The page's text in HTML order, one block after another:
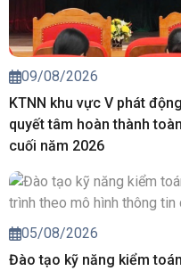
09/08/2026
KTNN khu vực V phát
quyết tâm hoàn thành
cuối năm 2026
05/08/2026
Đào tạo kỹ năng kiểm